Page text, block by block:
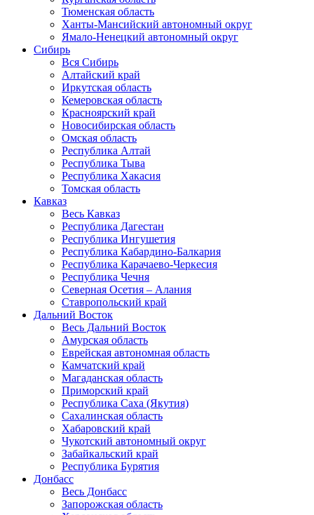
Тюменская область
Ханты-Мансийский автономный округ
Ямало-Ненецкий автономный округ
Сибирь
Вся Сибирь
Алтайский край
Иркутская область
Кемеровская область
Красноярский край
Новосибирская область
Омская область
Республика Алтай
Республика Тыва
Республика Хакасия
Томская область
Кавказ
Весь Кавказ
Республика Дагестан
Республика Ингушетия
Республика Кабардино-Балкария
Республика Карачаево-Черкесия
Республика Чечня
Северная Осетия – Алания
Ставропольский край
Дальний Восток
Весь Дальний Восток
Амурская область
Еврейская автономная область
Камчатский край
Магаданская область
Приморский край
Республика Саха (Якутия)
Сахалинская область
Хабаровский край
Чукотский автономный округ
Забайкальский край
Республика Бурятия
Донбасс
Весь Донбасс
Запорожская область